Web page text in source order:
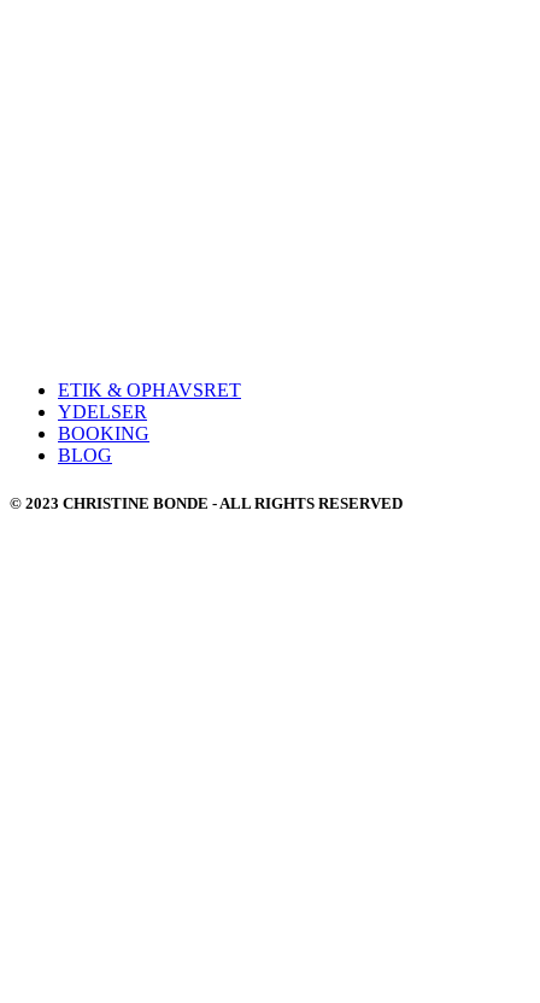
ETIK & OPHAVSRET
YDELSER
BOOKING
BLOG
© 2023 CHRISTINE BONDE - ALL RIGHTS RESERVED